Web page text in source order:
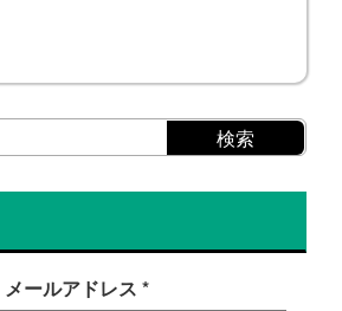
メールアドレス *